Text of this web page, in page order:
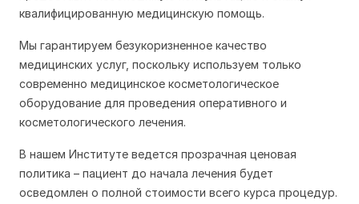
квалифицированную медицинскую помощь.
Мы гарантируем безукоризненное качество
медицинских услуг, поскольку используем только
современно медицинское косметологическое
оборудование для проведения оперативного и
косметологического лечения.
В нашем Институте ведется прозрачная ценовая
политика – пациент до начала лечения будет
осведомлен о полной стоимости всего курса процедур.